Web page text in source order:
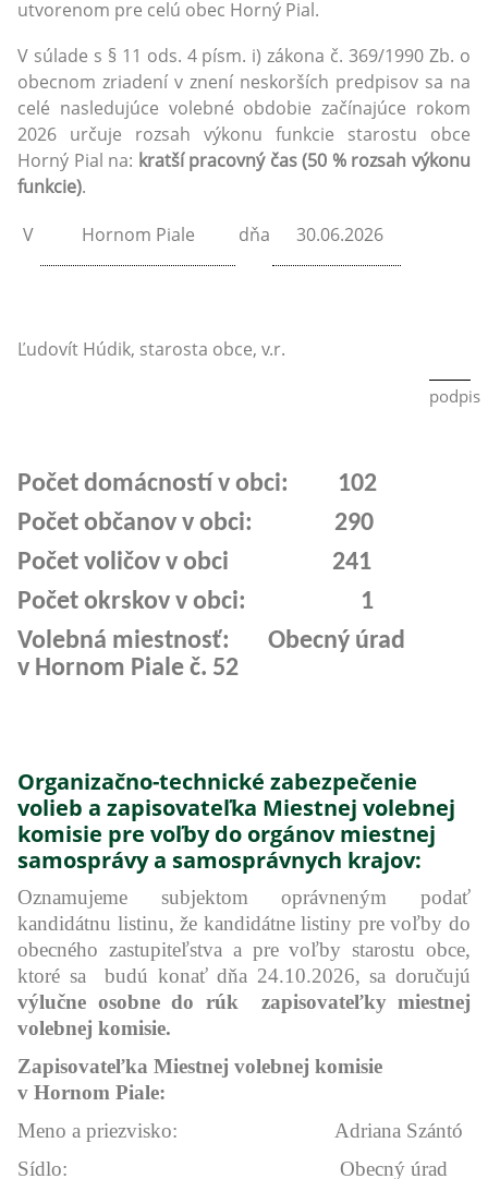
utvorenom pre celú obec Horný Pial.
V súlade s § 11 ods. 4 písm. i) zákona č. 369/1990 Zb. o
obecnom zriadení v znení neskorších predpisov sa na
celé nasledujúce volebné obdobie začínajúce rokom
2026 určuje rozsah výkonu funkcie starostu obce
Horný Pial na: kratší pracovný čas (50 % rozsah výkonu
funkcie).
V
Hornom Piale dňa 30.06.2026
Ľudovít Húdik, starosta obce, v.r.
podpis
Počet domácností v obci: 102
Počet občanov v obci: 290
Počet voličov v obci 241
Počet okrskov v obci: 1
Volebná miestnosť: Obecný úrad
v Hornom Piale č. 52
Organizačno-technické zabezpečenie
volieb a zapisovateľka Miestnej volebnej
komisie pre voľby do orgánov miestnej
samosprávy a samosprávnych krajov:
Oznamujeme subjektom oprávneným podať
kandidátnu listinu, že kandidátne listiny pre voľby do
obecného zastupiteľstva a pre voľby starostu obce,
ktoré sa budú konať dňa 24.10.2026, sa doručujú
výlučne osobne do rúk zapisovateľky miestnej
volebnej komisie.
Zapisovateľka Miestnej volebnej komisie
v Hornom Piale:
Meno a priezvisko: Adriana Szántó
Sídlo: Obecný úrad